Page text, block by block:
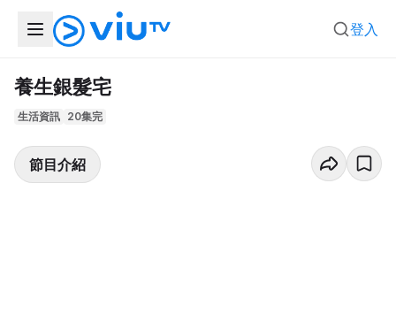
登入
養生銀髮宅
生活資訊 20集完
節目介紹